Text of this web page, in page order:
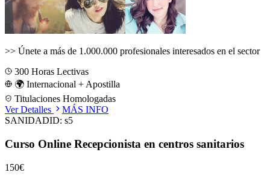
>> Únete a más de 1.000.000 profesionales interesados en el sector
300 Horas Lectivas
🌍 Internacional + Apostilla
Titulaciones Homologadas
Ver Detalles
MÁS INFO
SANIDADID: s5
Curso Online Recepcionista en centros sanitarios
150€